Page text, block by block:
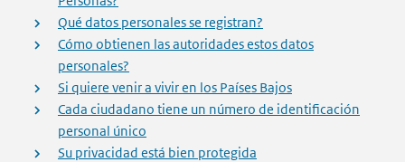
Qué datos personales se registran?
Cómo obtienen las autoridades estos datos
personales?
Si quiere venir a vivir en los Países Bajos
Cada ciudadano tiene un número de identificación
personal único
Su privacidad está bien protegida